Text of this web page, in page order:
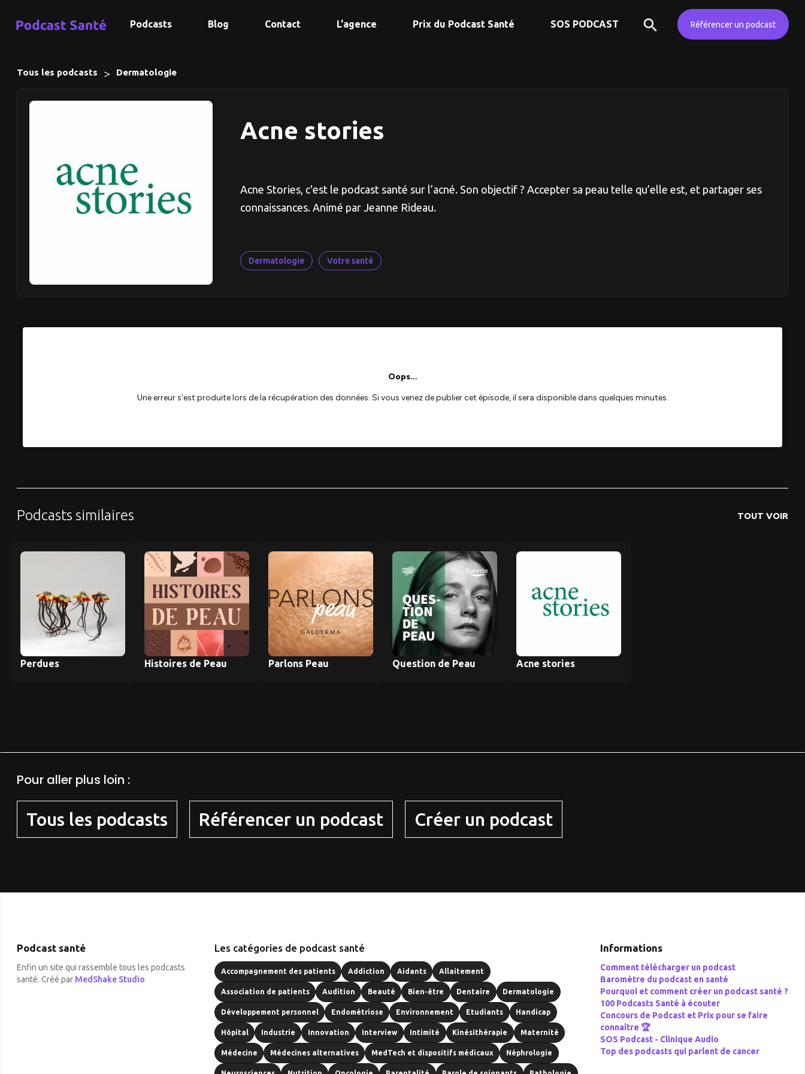
Référencer un podcast
Podcasts Blog Contact L'agence Prix du Podcast Santé SOS PODCAST
Tous les podcasts > Dermatologie
Acne stories
Acne Stories, c'est le podcast santé sur l’acné. Son objectif ? Accepter sa peau telle qu’elle est, et partager ses
connaissances. Animé par Jeanne Rideau.
Dermatologie Votre santé
Podcasts similaires TOUT VOIR
Perdues Histoires de Peau Parlons Peau Question de Peau Acne stories
Pour aller plus loin :
Tous les podcasts Référencer un podcast Créer un podcast
Podcast santé
Enfin un site qui rassemble tous les podcasts
santé. Créé par MedShake Studio
Les catégories de podcast santé
Accompagnement des patients Addiction Aidants Allaitement
Association de patients Audition Beauté Bien-être Dentaire Dermatologie
Développement personnel Endométriose Environnement Etudiants Handicap
Hôpital Industrie Innovation Interview Intimité Kinésithérapie Maternité
Médecine Médecines alternatives MedTech et dispositifs médicaux Néphrologie
Informations
Comment télécharger un podcast
Baromètre du podcast en santé
Pourquoi et comment créer un podcast santé ?
100 Podcasts Santé à écouter
Concours de Podcast et Prix pour se faire
connaître 🏆
SOS Podcast - Clinique Audio
Top des podcasts qui parlent de cancer